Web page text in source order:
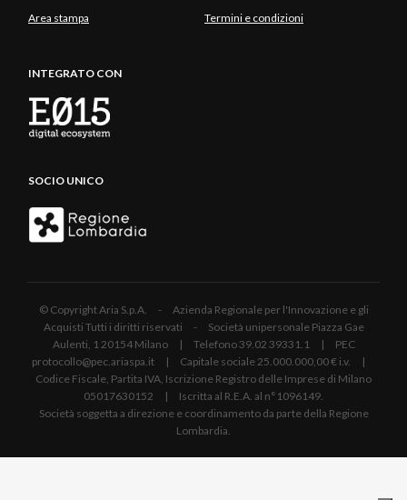
Area stampa Termini e condizioni
INTEGRATO CON
SOCIO UNICO
© Copyright Aria S.p.A. - Azienda Regionale per l'Innovazione e gli
Acquisti Tutti i diritti riservati - Società unipersonale Piazza Gae
Aulenti, 1 20154 Milano | Telefono 39.02 39331.1 | PEC
protocollo@pec.ariaspa.it | Capitale sociale 25.000.000,00 € i.v. |
Codice Fiscale, Partita IVA, Iscrizione Registro delle Imprese di Milano
05017630152 | Iscritta al R.E.A. al n°1096149.
Società soggetta a direzione e coordinamento da parte della Regione
Lombardia.